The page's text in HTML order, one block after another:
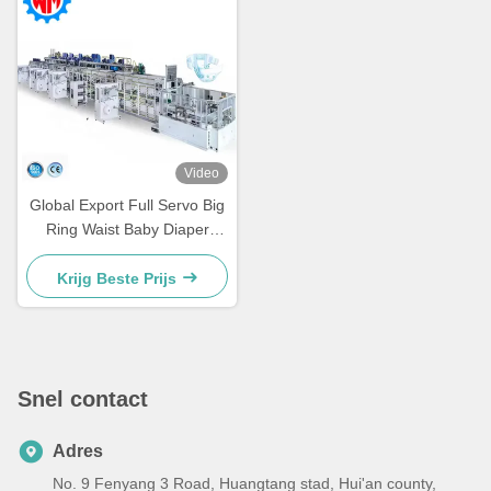
Video
Global Export Full Servo Big
Ring Waist Baby Diaper
Making Machinery Op maat
met CE
Krijg Beste Prijs
Snel contact
Adres
No. 9 Fenyang 3 Road, Huangtang stad, Hui'an county,